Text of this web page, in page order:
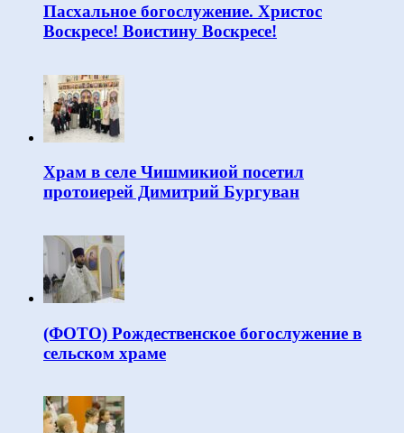
Пасхальное богослужение. Христос
Воскресе! Воистину Воскресе!
Храм в селе Чишмикиой посетил
протоиерей Димитрий Бургуван
(ФОТО) Рождественское богослужение в
сельском храме